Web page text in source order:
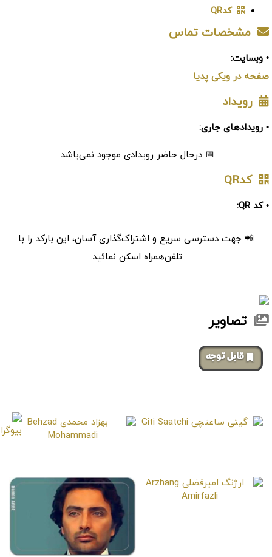
کدQR
مشخصات تماس
• وبسایت:
صفحه در ویکی پدیا
رویداد
• رویدادهای جاری:
📅 درحال حاضر رویدادی موجود نمی‌باشد.
کدQR
• کد QR:
📲 جهت دسترسی سریع و اشتراک‌گذاری آسان، این بارکد را با
تلفن‌همراه اسکن نمائید.
تصاویر
‌قابل توجه